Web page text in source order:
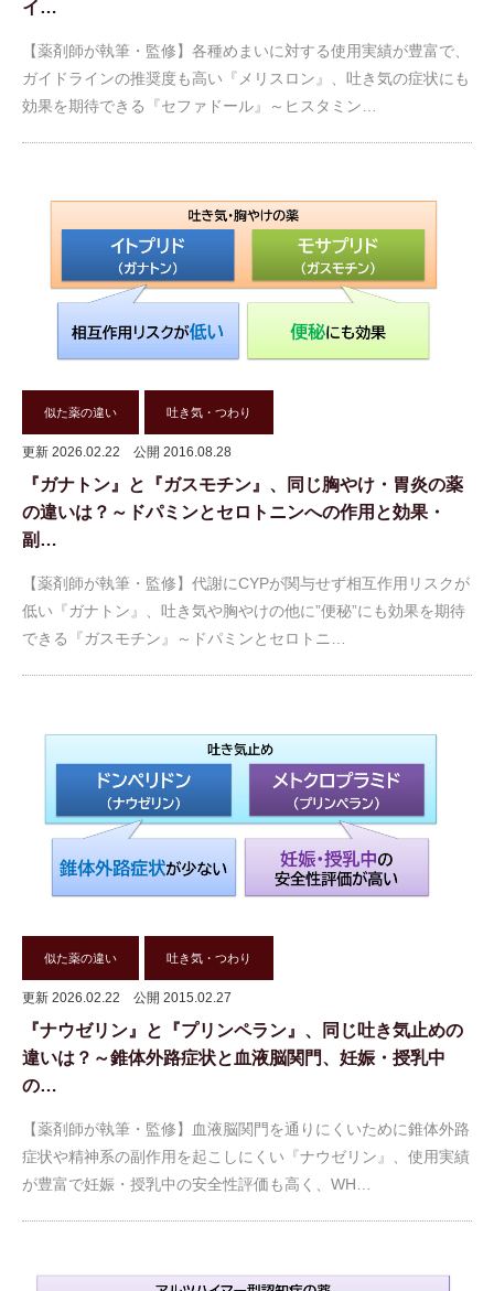
イ…
【薬剤師が執筆・監修】各種めまいに対する使用実績が豊富で、
ガイドラインの推奨度も高い『メリスロン』、吐き気の症状にも
効果を期待できる『セファドール』～ヒスタミン…
似た薬の違い 吐き気・つわり
更新 2026.02.22 公開 2016.08.28
『ガナトン』と『ガスモチン』、同じ胸やけ・胃炎の薬
の違いは？～ドパミンとセロトニンへの作用と効果・
副…
【薬剤師が執筆・監修】代謝にCYPが関与せず相互作用リスクが
低い『ガナトン』、吐き気や胸やけの他に”便秘”にも効果を期待
できる『ガスモチン』～ドパミンとセロトニ…
似た薬の違い 吐き気・つわり
更新 2026.02.22 公開 2015.02.27
『ナウゼリン』と『プリンペラン』、同じ吐き気止めの
違いは？～錐体外路症状と血液脳関門、妊娠・授乳中
の…
【薬剤師が執筆・監修】血液脳関門を通りにくいために錐体外路
症状や精神系の副作用を起こしにくい『ナウゼリン』、使用実績
が豊富で妊娠・授乳中の安全性評価も高く、WH…